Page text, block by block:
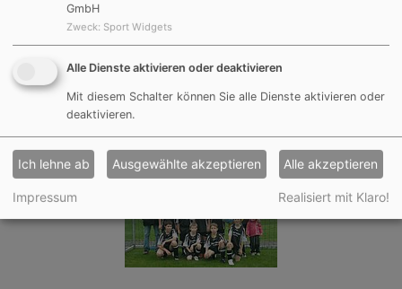
GmbH
Zweck: Sport Widgets
Alle Dienste aktivieren oder deaktivieren
Mit diesem Schalter können Sie alle Dienste aktivieren oder
deaktivieren.
Ich lehne ab Ausgewählte akzeptieren Alle akzeptieren
Impressum Realisiert mit Klaro!